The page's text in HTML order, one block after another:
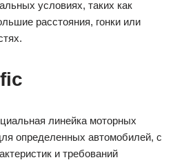
условиях, таких как
расстояния, гонки или
линейка моторных
определенных автомобилей, с
и требований